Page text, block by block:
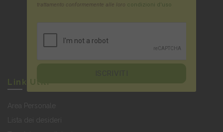
trattamento conformemente alle loro condizioni d'uso
Link Utili
Area Personale
Lista dei desideri